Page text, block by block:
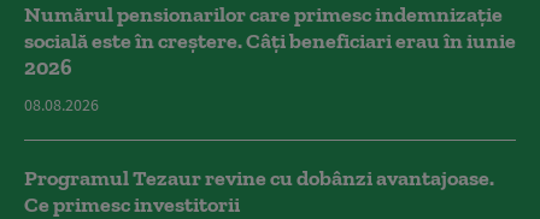
Numărul pensionarilor care primesc indemnizaţie
socială este în creștere. Câți beneficiari erau în iunie
2026
08.08.2026
Programul Tezaur revine cu dobânzi avantajoase.
Ce primesc investitorii